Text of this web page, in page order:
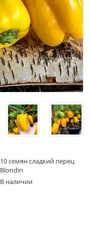
10 семян сладкий перец
Blondin
В наличии